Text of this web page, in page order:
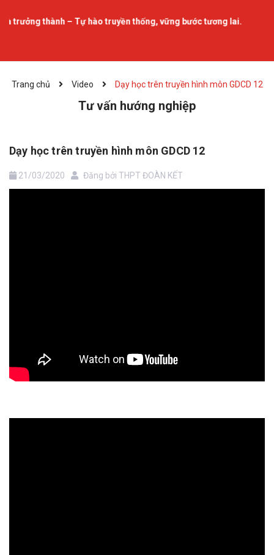
trưởng thành – Tự hào truyền thống, vững bước tương lai.
Trang chủ Video Dạy học trên truyền hình môn GDCD 12
Tư vấn hướng nghiệp
Dạy học trên truyền hình môn GDCD 12
21/03/2020 Đăng bởi THPT ĐOÀN KẾT